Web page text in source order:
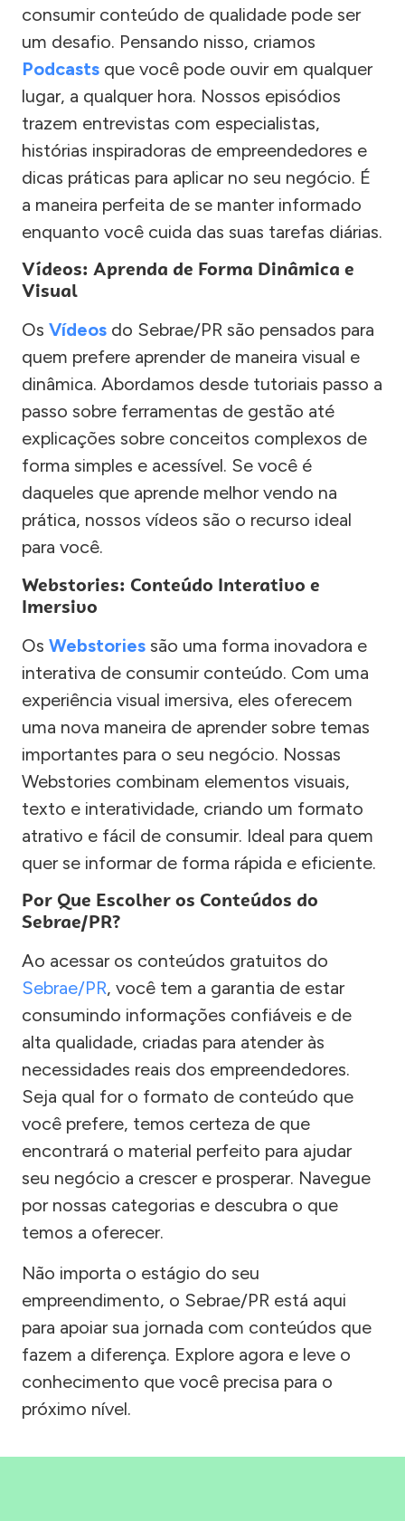
consumir conteúdo de qualidade pode ser
um desafio. Pensando nisso, criamos
Podcasts que você pode ouvir em qualquer
lugar, a qualquer hora. Nossos episódios
trazem entrevistas com especialistas,
histórias inspiradoras de empreendedores e
dicas práticas para aplicar no seu negócio. É
a maneira perfeita de se manter informado
enquanto você cuida das suas tarefas diárias.
Vídeos: Aprenda de Forma Dinâmica e
Visual
Os Vídeos do Sebrae/PR são pensados para
quem prefere aprender de maneira visual e
dinâmica. Abordamos desde tutoriais passo a
passo sobre ferramentas de gestão até
explicações sobre conceitos complexos de
forma simples e acessível. Se você é
daqueles que aprende melhor vendo na
prática, nossos vídeos são o recurso ideal
para você.
Webstories: Conteúdo Interativo e
Imersivo
Os Webstories são uma forma inovadora e
interativa de consumir conteúdo. Com uma
experiência visual imersiva, eles oferecem
uma nova maneira de aprender sobre temas
importantes para o seu negócio. Nossas
Webstories combinam elementos visuais,
texto e interatividade, criando um formato
atrativo e fácil de consumir. Ideal para quem
quer se informar de forma rápida e eficiente.
Por Que Escolher os Conteúdos do
Sebrae/PR?
Ao acessar os conteúdos gratuitos do
Sebrae/PR, você tem a garantia de estar
consumindo informações confiáveis e de
alta qualidade, criadas para atender às
necessidades reais dos empreendedores.
Seja qual for o formato de conteúdo que
você prefere, temos certeza de que
encontrará o material perfeito para ajudar
seu negócio a crescer e prosperar. Navegue
por nossas categorias e descubra o que
temos a oferecer.
Não importa o estágio do seu
empreendimento, o Sebrae/PR está aqui
para apoiar sua jornada com conteúdos que
fazem a diferença. Explore agora e leve o
conhecimento que você precisa para o
próximo nível.